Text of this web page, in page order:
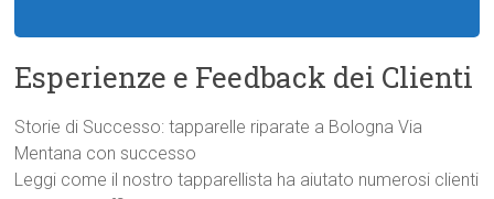
Esperienze e Feedback dei Clienti
Storie di Successo: tapparelle riparate a Bologna Via
Mentana con successo
Leggi come il nostro tapparellista ha aiutato numerosi clienti